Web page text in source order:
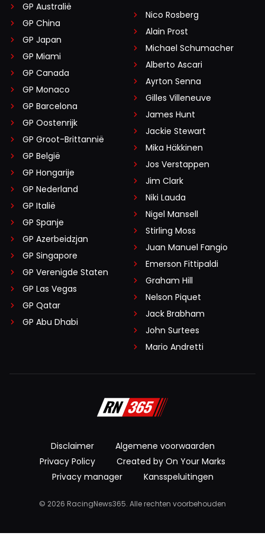
GP Australië
GP China
GP Japan
GP Miami
GP Canada
GP Monaco
GP Barcelona
GP Oostenrijk
GP Groot-Brittannië
GP België
GP Hongarije
GP Nederland
GP Italië
GP Spanje
GP Azerbeidzjan
GP Singapore
GP Verenigde Staten
GP Las Vegas
GP Qatar
GP Abu Dhabi
Nico Rosberg
Alain Prost
Michael Schumacher
Alberto Ascari
Ayrton Senna
Gilles Villeneuve
James Hunt
Jackie Stewart
Mika Häkkinen
Jos Verstappen
Jim Clark
Niki Lauda
Nigel Mansell
Stirling Moss
Juan Manuel Fangio
Emerson Fittipaldi
Graham Hill
Nelson Piquet
Jack Brabham
John Surtees
Mario Andretti
Disclaimer
Algemene voorwaarden
Privacy Policy
Created by On Your Marks
Privacy manager
Kansspeluitingen
© 2026 RacingNews365. Alle rechten voorbehouden